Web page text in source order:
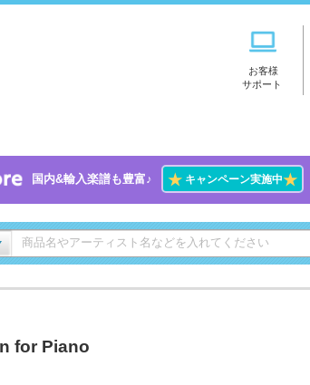
お客様
サポート
国内&輸入楽譜も豊富♪ ★キャンペーン実施中★
for Piano